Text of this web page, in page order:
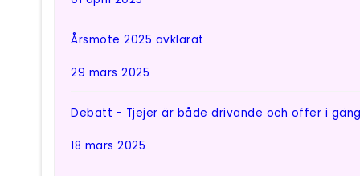
Årsmöte 2025 avklarat
29 mars 2025
Debatt - Tjejer är både drivande och offer i
18 mars 2025